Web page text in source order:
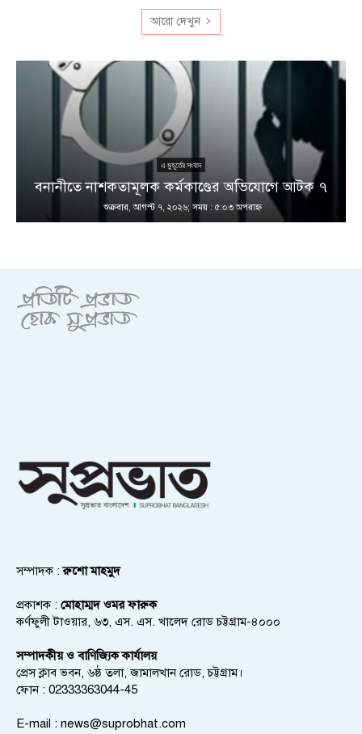
আরো দেখুন
এ মুহূর্তের সংবাদ
বনানীতে নাশকতামূলক কর্মকাণ্ডের অভিযোগে আটক ৭
শুক্রবার, আগস্ট ৭, ২০২৬; সময় : ৫:০৩ অপরাহ্ণ
সম্পাদক :রুশো মাহমুদ
প্রকাশক : মোহাম্মদ ওমর ফারুক
কর্ণফুলী টাওয়ার, ৬৩, এস. এস. খালেদ রোড চট্টগ্রাম-৪০০০
সম্পাদকীয় ও বাণিজ্যিক কার্যালয়
প্রেস ক্লাব ভবন, ৬ষ্ঠ তলা, জামালখান রোড, চট্টগ্রাম।
ফোন : 02333363044-45
E-mail : news@suprobhat.com